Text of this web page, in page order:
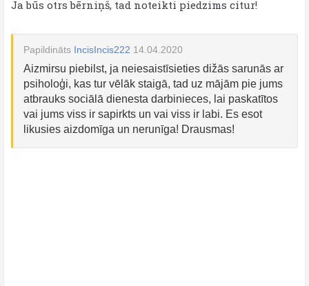
Ja būs otrs bērniņš, tad noteikti piedzims citur!
Papildināts IncisIncis222 14.04.2020
Aizmirsu piebilst, ja neiesaistīsieties dižās sarunās ar
psiholoģi, kas tur vēlāk staigā, tad uz mājām pie jums
atbrauks sociālā dienesta darbinieces, lai paskatītos
vai jums viss ir sapirkts un vai viss ir labi. Es esot
likusies aizdomīga un nerunīga! Drausmas!